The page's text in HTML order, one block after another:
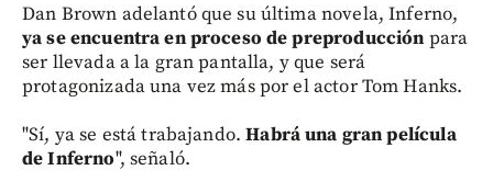
Dan Brown adelantó que su última novela, Inferno,
ya se encuentra en proceso de preproducción para
ser llevada a la gran pantalla, y que será
protagonizada una vez más por el actor Tom Hanks.
"Sí, ya se está trabajando.Habrá una gran película
de Inferno", señaló.